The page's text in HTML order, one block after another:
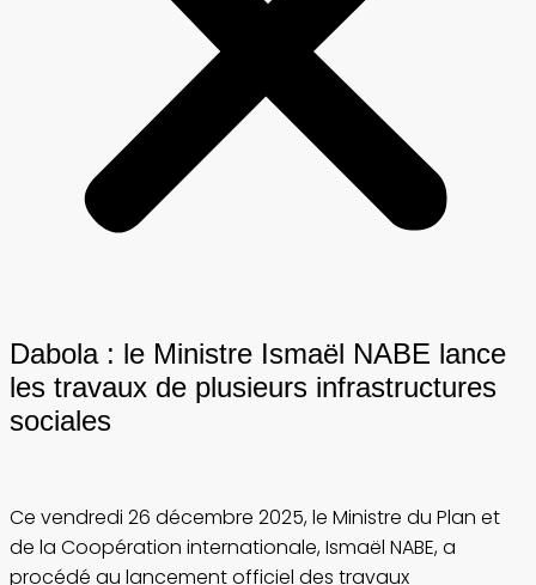
Dabola : le Ministre Ismaël NABE lance
les travaux de plusieurs infrastructures
sociales
Ce vendredi 26 décembre 2025, le Ministre du Plan et
de la Coopération internationale, Ismaël NABE, a
procédé au lancement officiel des travaux